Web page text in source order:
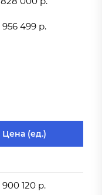
956 499 р.
Цена (ед.)
900 120 р.